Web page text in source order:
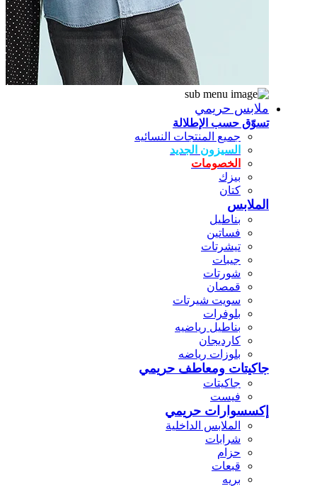
ملابس حريمي
تسوّق حسب الإطلالة
جميع المنتجات النسائيه
السيزون الجديد
الخصومات
بيزك
كتان
الملابس
بناطيل
فساتين
تيشرتات
جيبات
شورتات
قمصان
سويت شيرتات
بلوفرات
بناطيل رياضيه
كارديجان
بلوزات رياضه
جاكيتات ومعاطف حريمي
جاكيتات
فيست
إكسسوارات حريمي
الملابس الداخلية
شرابات
حزام
قبعات
بريه